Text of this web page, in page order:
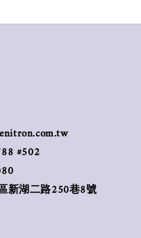
#502
新湖二路250巷8號